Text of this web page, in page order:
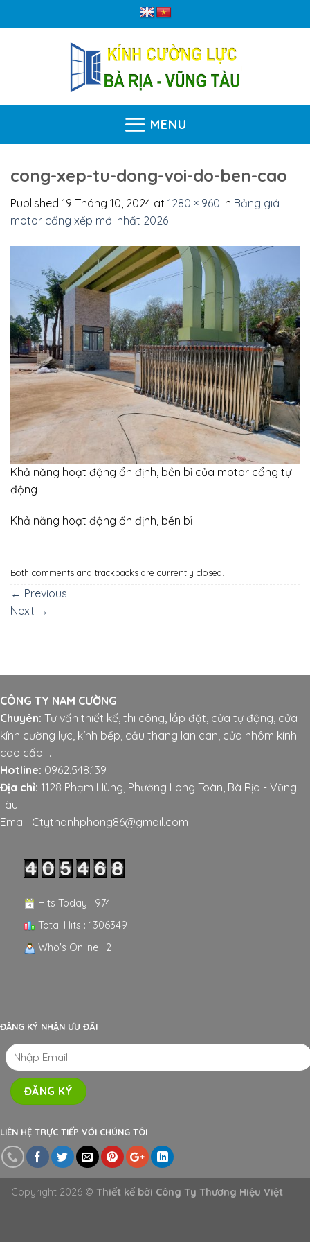
to
MENU
cong-xep-tu-dong-voi-do-ben-cao
Published 19 Tháng 10, 2024 at 1280 × 960 in Bảng giá
motor cổng xếp mới nhất 2026
Khả năng hoạt động ổn định, bền bỉ của motor cổng tự
động
Khả năng hoạt động ổn định, bền bỉ
Both comments and trackbacks are currently closed.
← Previous
Next →
CÔNG TY NAM CƯỜNG
Chuyên: Tư vấn thiết kế, thi công, lắp đặt, cửa tự động, cửa
kính cường lực, kính bếp, cầu thang lan can, cửa nhôm kính
cao cấp....
Hotline: 0962.548.139
Địa chỉ: 1128 Phạm Hùng, Phường Long Toàn, Bà Rịa - Vũng
Tàu
Email: Ctythanhphong86@gmail.com
Hits Today : 974
Total Hits : 1306349
Who's Online : 2
ĐĂNG KÝ NHẬN ƯU ĐÃI
LIÊN HỆ TRỰC TIẾP VỚI CHÚNG TÔI
Copyright 2026 © Thiết kế bởi Công Ty Thương Hiệu Việt